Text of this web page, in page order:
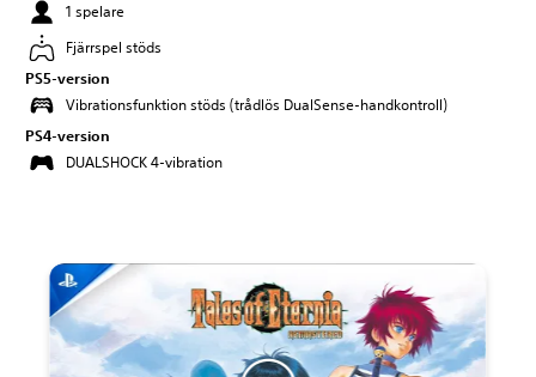
1 spelare
Fjärrspel stöds
PS5-version
Vibrationsfunktion stöds (trådlös DualSense-handkontroll)
PS4-version
DUALSHOCK 4-vibration